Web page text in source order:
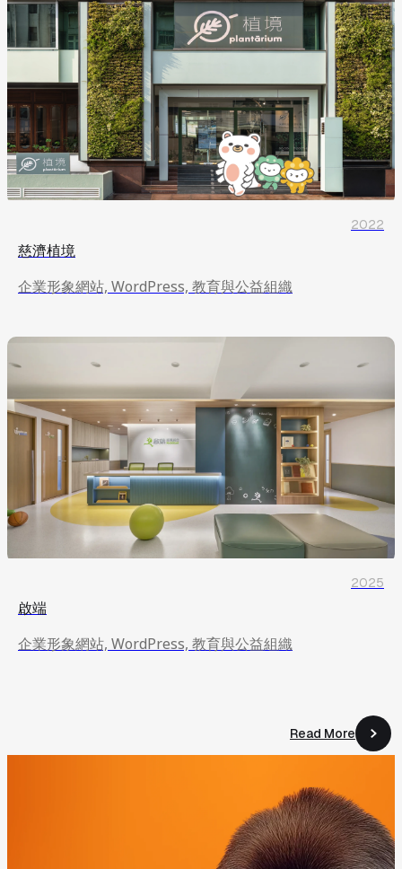
慈濟植境
企業形象網站, WordPress, 教育與公益組織
2022
啟端
企業形象網站, WordPress, 教育與公益組織
2025
Read More
Read More